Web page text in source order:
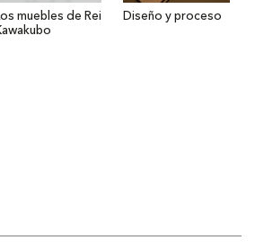
muebles de Rei
Diseño y proceso